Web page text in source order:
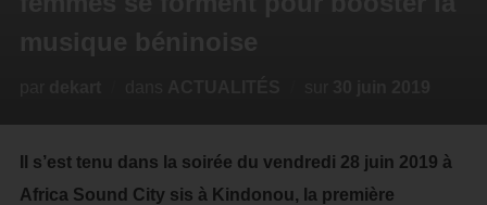
Il s’est tenu dans la soirée du vendredi 28 juin 2019 à
Africa Sound City sis à Kindonou, la première